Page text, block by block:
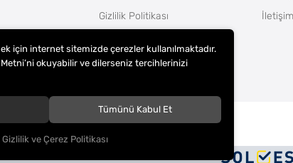
Gizlilik Politikası
Ödeme Seçenekleri
İletişim
Oto Jant ve Lastik - Yunus ULAŞ
için internet sitemizde çerezler kullanılmaktadır.
okuyabilir ve dilerseniz tercihlerinizi
Tümünü Kabul Et
Gizlilik ve Çerez Politikası